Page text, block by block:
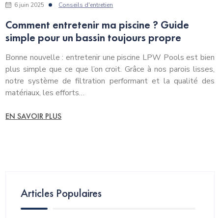
6 juin 2025 Conseils d'entretien
Comment entretenir ma piscine ? Guide
simple pour un bassin toujours propre
Bonne nouvelle : entretenir une piscine LPW Pools est bien
plus simple que ce que l’on croit. Grâce à nos parois lisses,
notre système de filtration performant et la qualité des
matériaux, les efforts…
EN SAVOIR PLUS
Articles Populaires